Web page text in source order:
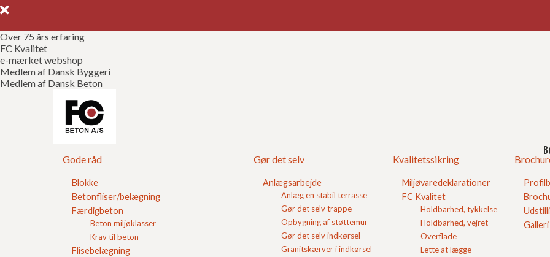
Over 75 års erfaring
FC Kvalitet
e-mærket webshop
Medlem af Dansk Byggeri
Medlem af Dansk Beton
Gode råd
Blokke
Betonfliser/belægning
Færdigbeton
Beton miljøklasser
Krav til beton
Flisebelægning
Gør det selv
Anlægsarbejde
Anlæg en stabil terrasse
Gør det selv trappe
Opbygning af støttemur
Gør det selv indkørsel
Granitskærver i indkørsel
Kvalitetssikring
Miljøvaredeklarationer
FC Kvalitet
Holdbarhed, tykkelse
Holdbarhed, vejret
Overflade
Lette at lægge
Hvor kan man bestille billig
godstransport til byggepladser?
FC Beton har mange store åbne lastbiler som kører rundt i Jylland og på Fyn hver dag når vi skal levere
betonfliser,fundablokke
og andre af vores betonvarer til private kunder og erhvervskunder.
Vi leverer mange paller til byggepladser og vi kan nogle gange tage ekstra paller med enten frem eller
tilbage. Da vores lastbiler alligevel er ude at køre kan vi tilbyde billig godstransport.